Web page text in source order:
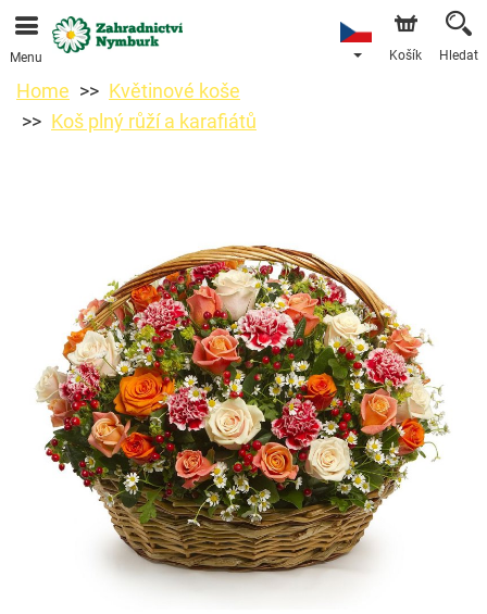
Objednávky přes e-shop přijímáme. Nejbližší možné
doručení je od 11.8.2026 z důvodu dovolené.
Menu Košík Hledat
Home
Květinové koše
Koš plný růží a karafiátů